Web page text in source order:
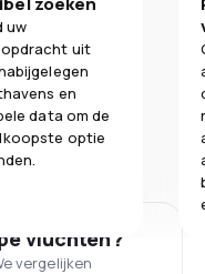
uw
uit
en
data om de
optie
vluchten?
vergelijken